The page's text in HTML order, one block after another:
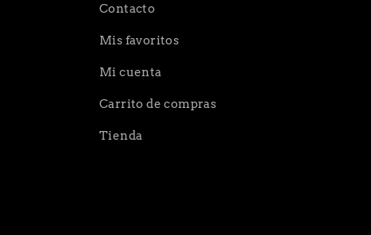
Contacto
Mis favoritos
Mi cuenta
Carrito de compras
Tienda